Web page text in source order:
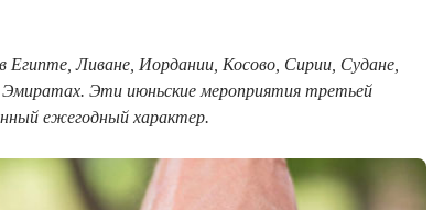
Египте, Ливане, Иордании, Косово, Сирии, Судане,
Эмиратах. Эти июньские мероприятия третьей
ежегодный характер.